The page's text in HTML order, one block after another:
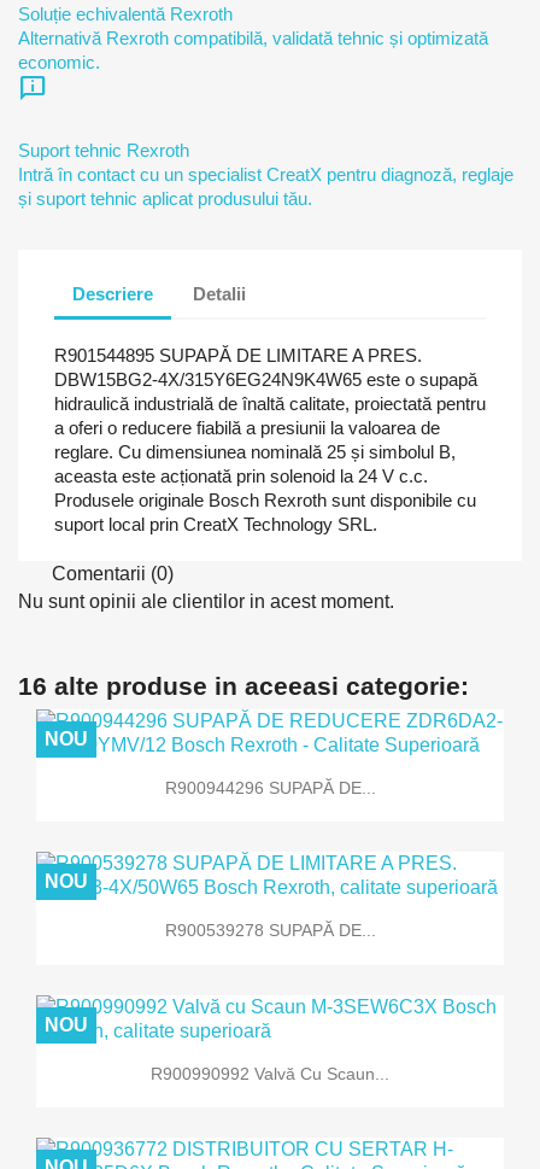
Soluție echivalentă Rexroth
Alternativă Rexroth compatibilă, validată tehnic și optimizată
economic.
chat_info
Suport tehnic Rexroth
Intră în contact cu un specialist CreatX pentru diagnoză, reglaje
și suport tehnic aplicat produsului tău.
Descriere Detalii
R901544895 SUPAPĂ DE LIMITARE A PRES.
DBW15BG2-4X/315Y6EG24N9K4W65 este o supapă
hidraulică industrială de înaltă calitate, proiectată pentru
a oferi o reducere fiabilă a presiunii la valoarea de
reglare. Cu dimensiunea nominală 25 și simbolul B,
aceasta este acționată prin solenoid la 24 V c.c.
Produsele originale Bosch Rexroth sunt disponibile cu
suport local prin CreatX Technology SRL.
Comentarii (0)
Nu sunt opinii ale clientilor in acest moment.
16 alte produse in aceeasi categorie:
R900944296 SUPAPĂ DE...
NOU
R900539278 SUPAPĂ DE...
NOU
R900990992 Valvă Cu Scaun...
NOU